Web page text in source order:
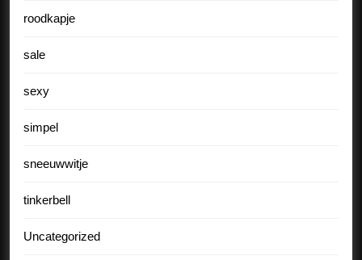
roodkapje
sale
sexy
simpel
sneeuwwitje
tinkerbell
Uncategorized